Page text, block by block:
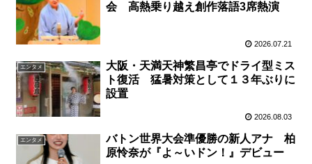
会 高熱乗り越え創作落語3席熱演
2026.07.21
エンタメ
大阪・天満天神繁昌亭でドライ型ミス
ト復活 猛暑対策として１３年ぶりに
設置
2026.08.03
エンタメ
バトン世界大会準優勝の新人アナ 柏
原怜奈が『よ～いドン！』デビュー